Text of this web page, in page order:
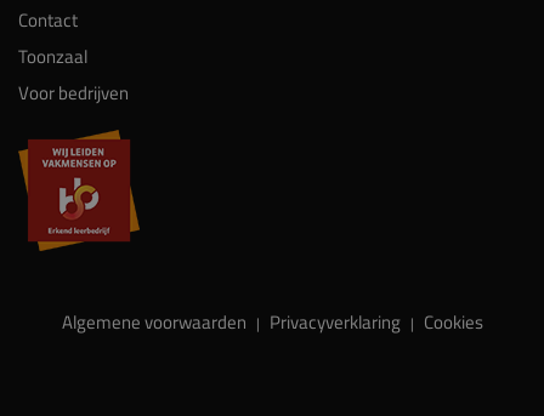
Contact
Toonzaal
Voor bedrijven
Algemene voorwaarden | Privacyverklaring | Cookies